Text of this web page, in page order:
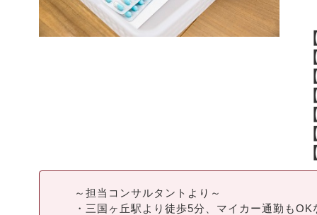
～担当コンサルタントより～
・三国ヶ丘駅より徒歩5分、マイカー通勤も